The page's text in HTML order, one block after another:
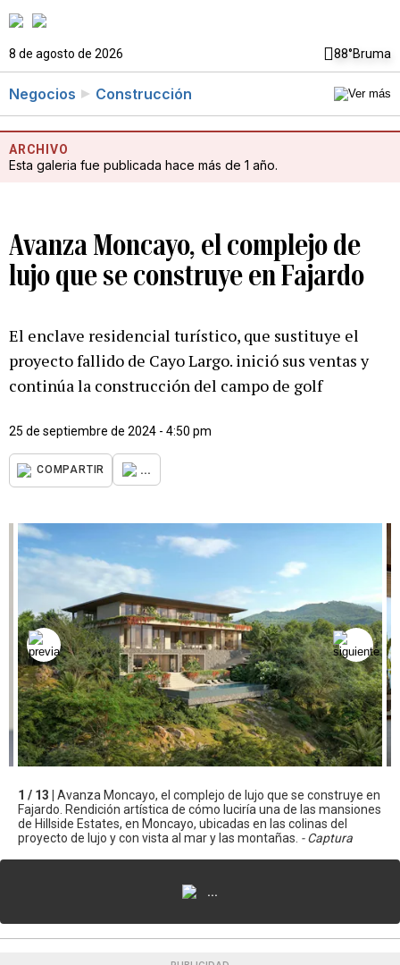
8 de agosto de 2026 88°Bruma
Negocios Construcción
ARCHIVO
Esta galeria fue publicada hace más de 1 año.
Avanza Moncayo, el complejo de
lujo que se construye en Fajardo
El enclave residencial turístico, que sustituye el
proyecto fallido de Cayo Largo. inició sus ventas y
continúa la construcción del campo de golf
25 de septiembre de 2024 - 4:50 pm
COMPARTIR ...
1 / 13 | Avanza Moncayo, el complejo de lujo que se construye en
Fajardo. Rendición artística de cómo luciría una de las mansiones
de Hillside Estates, en Moncayo, ubicadas en las colinas del
proyecto de lujo y con vista al mar y las montañas. - Captura
...